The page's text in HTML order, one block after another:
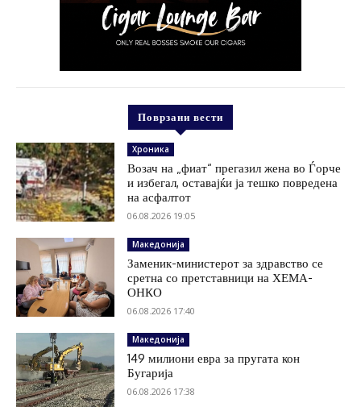
Поврзани вести
Хроника
Возач на „фиат“ прегазил жена во Ѓорче
и избегал, оставајќи ја тешко повредена
на асфалтот
06.08.2026 19:05
Македонија
Заменик-министерот за здравство се
сретна со претставници на ХЕМА-
ОНКО
06.08.2026 17:40
Македонија
149 милиони евра за пругата кон
Бугарија
06.08.2026 17:38